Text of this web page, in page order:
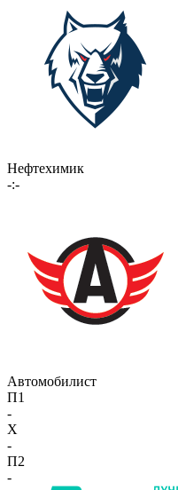
Нефтехимик
-:-
Автомобилист
П1
-
X
-
П2
-